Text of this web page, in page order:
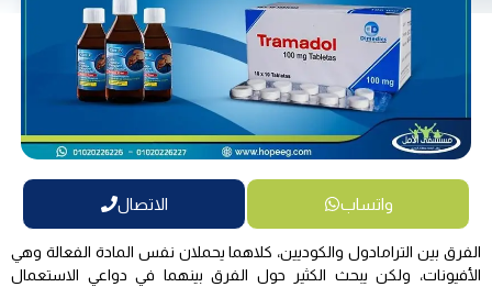
واتساب الاتصال
الفرق بين الترامادول والكوديين، كلاهما يحملان نفس المادة الفعالة وهي
الأفيونات، ولكن يبحث الكثير حول الفرق بينهما في دواعي الاستعمال